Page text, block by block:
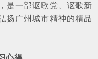
是一部讴歌党、讴歌新
扬广州城市精神的精品